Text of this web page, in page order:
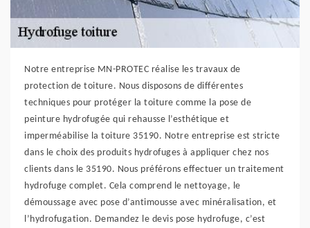
Notre entreprise MN-PROTEC réalise les travaux de
protection de toiture. Nous disposons de différentes
techniques pour protéger la toiture comme la pose de
peinture hydrofugée qui rehausse l’esthétique et
imperméabilise la toiture 35190. Notre entreprise est stricte
dans le choix des produits hydrofuges à appliquer chez nos
clients dans le 35190. Nous préférons effectuer un traitement
hydrofuge complet. Cela comprend le nettoyage, le
démoussage avec pose d’antimousse avec minéralisation, et
l’hydrofugation. Demandez le devis pose hydrofuge, c’est